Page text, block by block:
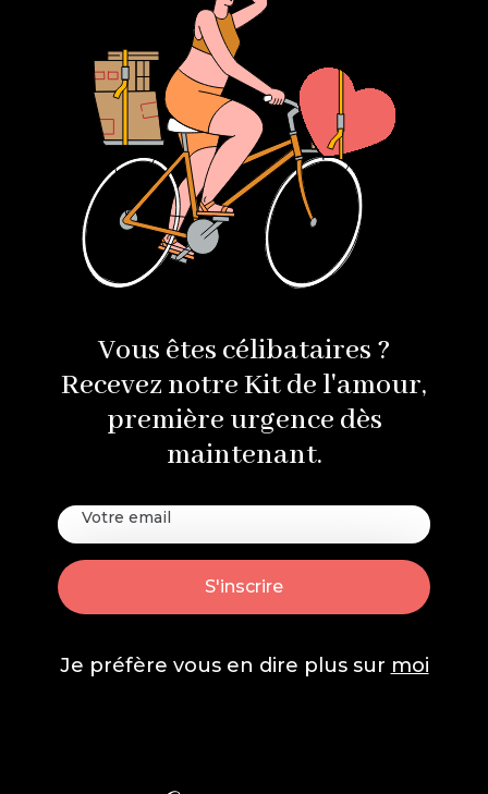
Vous êtes célibataires ?
Recevez notre Kit de l'amour,
première urgence dès
maintenant.
Je préfère vous en dire plus sur moi